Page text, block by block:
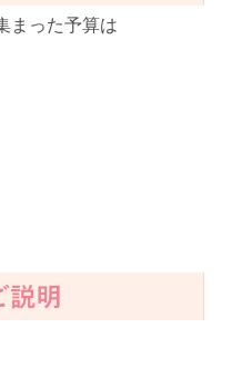
まった予算は